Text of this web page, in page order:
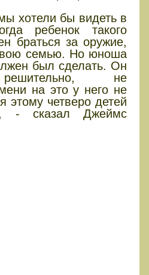
хотели бы видеть в
ребенок такого
браться за оружие,
семью. Но юноша
был сделать. Он
не
на это у него не
этому четверо детей
- сказал Джеймс